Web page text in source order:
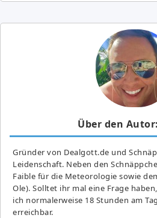
Über den
Gründer von Dealgott.de und
Leidenschaft. Neben den
Fai­ble für die Meteorologie sowie
Ole). Solltet ihr mal eine Frage
ich normalerweise 18 Stunden am
erreichbar.